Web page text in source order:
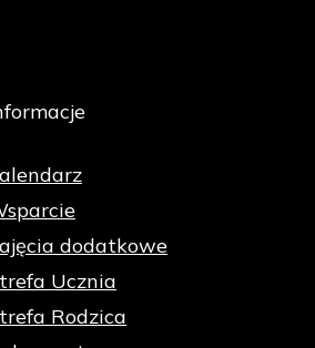
dodatkowe
Ucznia
Rodzica